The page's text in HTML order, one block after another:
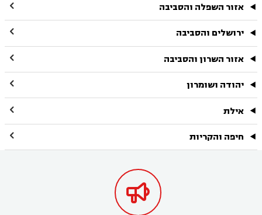
אזור השפלה והסביבה 
ירושלים והסביבה 
אזור השרון והסביבה 
יהודה ושומרון 
אילת 
חיפה והקריות 
